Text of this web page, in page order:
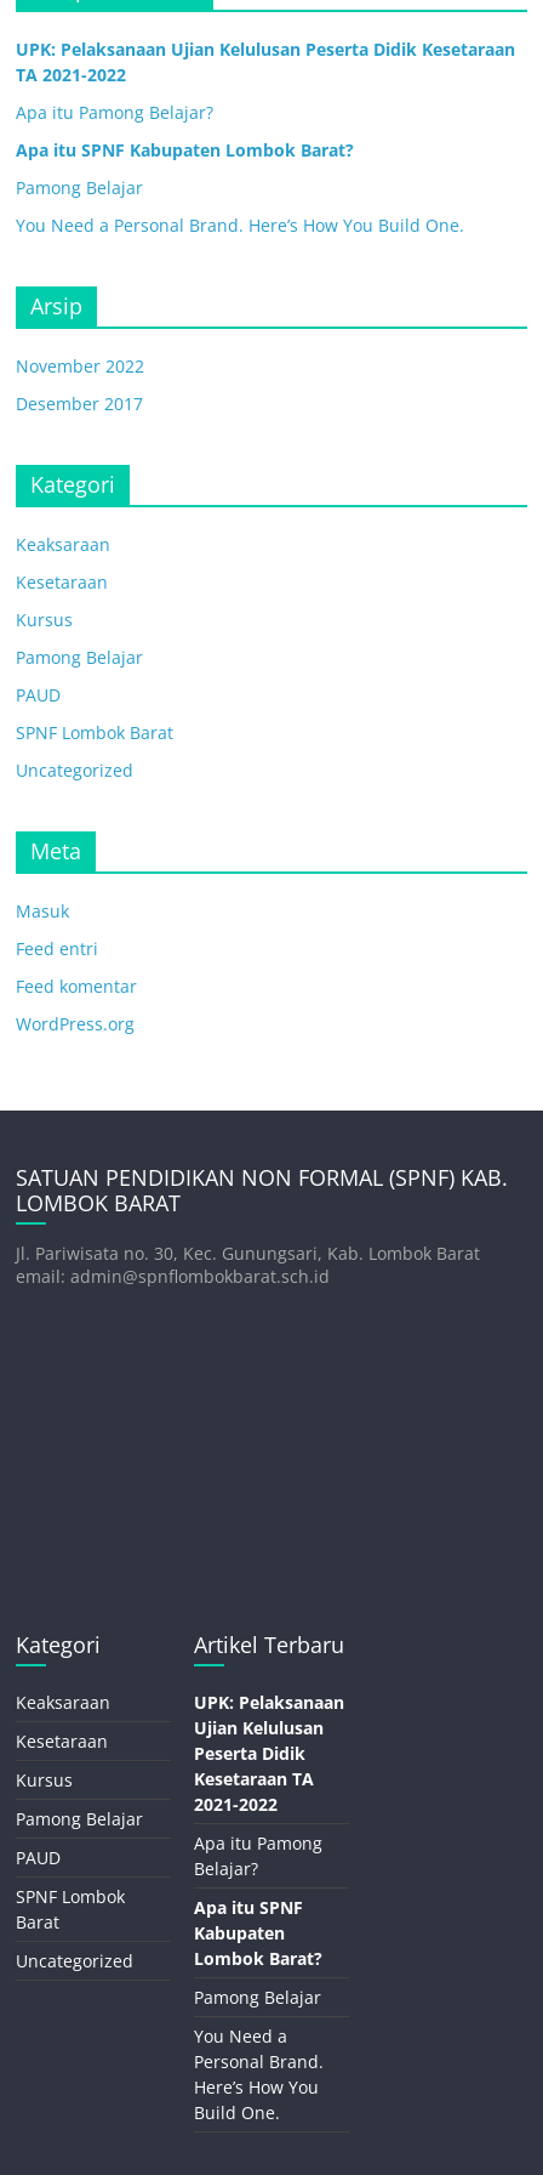
UPK: Pelaksanaan Ujian Kelulusan Peserta Didik Kesetaraan
TA 2021-2022
Apa itu Pamong Belajar?
Apa itu SPNF Kabupaten Lombok Barat?
Pamong Belajar
You Need a Personal Brand. Here’s How You Build One.
Arsip
November 2022
Desember 2017
Kategori
Keaksaraan
Kesetaraan
Kursus
Pamong Belajar
PAUD
SPNF Lombok Barat
Uncategorized
Meta
Masuk
Feed entri
Feed komentar
WordPress.org
SATUAN PENDIDIKAN NON FORMAL (SPNF) KAB.
LOMBOK BARAT
Jl. Pariwisata no. 30, Kec. Gunungsari, Kab. Lombok Barat
email: admin@spnflombokbarat.sch.id
Kategori
Keaksaraan
Kesetaraan
Kursus
Pamong Belajar
PAUD
SPNF Lombok
Barat
Uncategorized
Artikel Terbaru
UPK: Pelaksanaan
Ujian Kelulusan
Peserta Didik
Kesetaraan TA
2021-2022
Apa itu Pamong
Belajar?
Apa itu SPNF
Kabupaten
Lombok Barat?
Pamong Belajar
You Need a
Personal Brand.
Here’s How You
Build One.